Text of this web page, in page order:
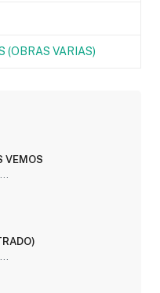
(OBRAS VARIAS)
VEMOS